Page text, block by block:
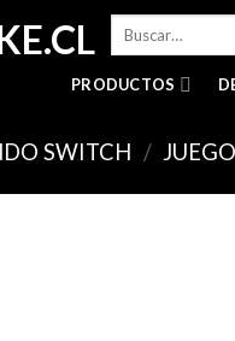
Buscar
PRODUCTOS
SWITCH /